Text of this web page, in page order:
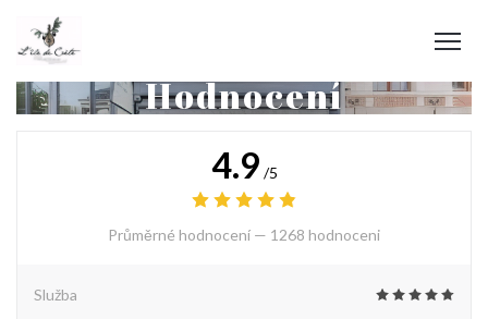
Hodnocení
4.9 /5
Průměrné hodnocení — 1268 hodnoceni
Služba